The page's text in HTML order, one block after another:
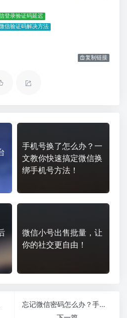
登录验证码延迟
信验证码解决方法
复制链接
手机号换了怎么办？一
文教你快速搞定微信换
绑手机号方法！
微信小号出售批量，让
你的社交更自由！
忘记微信密码怎么办？手把手教你如何修改微信密码，超简单！